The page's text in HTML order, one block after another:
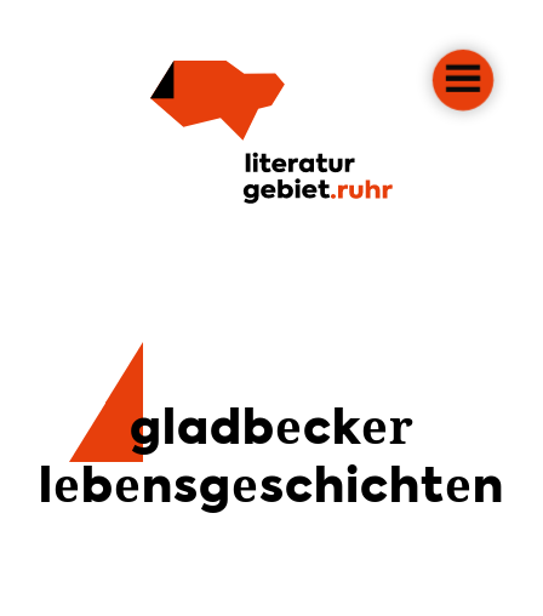
gladbecker
lebensgeschichten